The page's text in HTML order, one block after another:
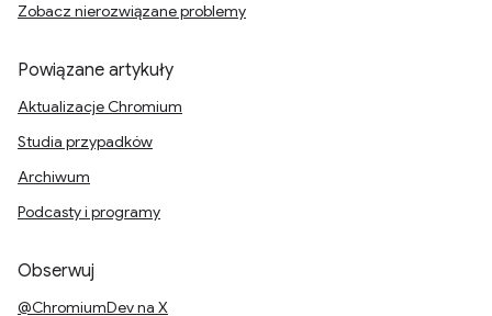
Zobacz nierozwiązane problemy
Powiązane artykuły
Aktualizacje Chromium
Studia przypadków
Archiwum
Podcasty i programy
Obserwuj
@ChromiumDev na X